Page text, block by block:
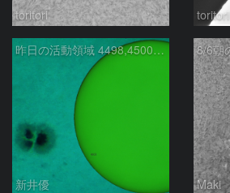
toritori toritori
昨日の活動領域 4498,4500：2026/08/05
新井優 Maki